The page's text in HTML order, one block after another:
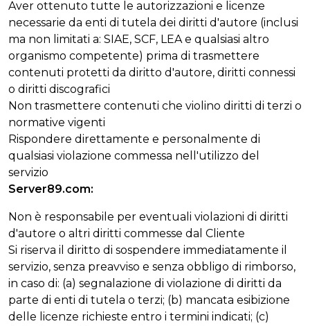
Aver ottenuto tutte le autorizzazioni e licenze
necessarie da enti di tutela dei diritti d'autore (inclusi
ma non limitati a: SIAE, SCF, LEA e qualsiasi altro
organismo competente) prima di trasmettere
contenuti protetti da diritto d'autore, diritti connessi
o diritti discografici
Non trasmettere contenuti che violino diritti di terzi o
normative vigenti
Rispondere direttamente e personalmente di
qualsiasi violazione commessa nell'utilizzo del
servizio
Server89.com:
Non è responsabile per eventuali violazioni di diritti
d'autore o altri diritti commesse dal Cliente
Si riserva il diritto di sospendere immediatamente il
servizio, senza preavviso e senza obbligo di rimborso,
in caso di: (a) segnalazione di violazione di diritti da
parte di enti di tutela o terzi; (b) mancata esibizione
delle licenze richieste entro i termini indicati; (c)